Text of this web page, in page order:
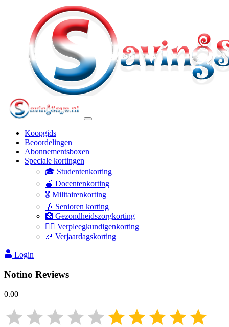
Koopgids
Beoordelingen
Abonnementsboxen
Speciale kortingen
🎓 Studentenkorting
🍎 Docentenkorting
🎖️ Militairenkorting
👴 Senioren korting
🏥 Gezondheidszorgkorting
👩‍⚕️ Verpleegkundigenkorting
🎉 Verjaardagskorting
Login
Notino Reviews
0.00